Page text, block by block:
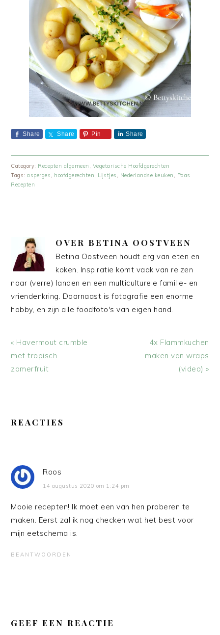
Share Share Pin Share
Category: Recepten algemeen , Vegetarische Hoofdgerechten
Tags:asperges, hoofdgerechten, Lijstjes , Nederlandse keuken , Paas
Recepten
OVER BETINA OOSTVEEN
Betina Oostveen houdt erg van eten en
koken. Inspiratie komt vaak van reizen
naar (verre) landen en een multiculturele familie- en
vriendenkring. Daarnaast is fotografie een enorme
hobby, en zijn alle foodfoto's van eigen hand.
Vorig
bericht:
« Havermout crumble
met tropisch
zomerfruit
Volgend
bericht:
4x Flammkuchen
maken van wraps
(video) »
INTERACTIES
REACTIES
Roos
14 augustus 2020 om 1:24 pm
Mooie recepten! Ik moet een van hen proberen te
maken. Eerst zal ik nog checken wat het best voor
mijn eetschema is.
BEANTWOORDEN
GEEF EEN REACTIE